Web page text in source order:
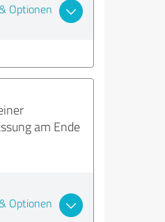
Optionen
am Ende
Optionen